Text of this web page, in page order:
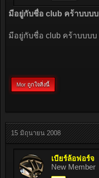
มีอยู่กับชื่อ club คร้าบบบบ
มีอยู่กับชื่อ club คร้าบบบบ
Mor ถูกใจสิ่งนี้
15 มิถุนายน 2008
เบียร์ล้อฟอร์จ
New Member